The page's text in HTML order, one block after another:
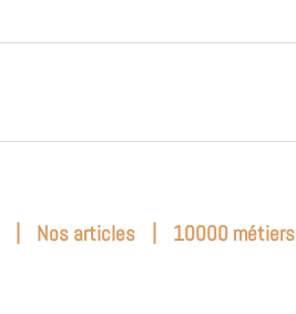
| Nos articles | 10000 métiers